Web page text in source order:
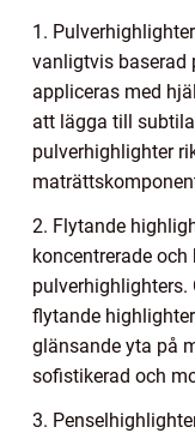
1.
vanligtvis baserad
appliceras med
att lägga till
pulverhighlighter
2. Flytande
koncentrerade
pulverhighlighters.
flytande
glänsande yta på
sofistikerad och
3.